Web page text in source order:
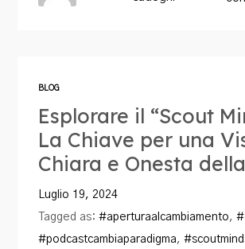
BLOG
Esplorare il “Scout
La Chiave per una
Chiara e Onesta
Luglio 19, 2024
Tagged as:#aperturaalcambiamento,
#podcastcambiaparadigma,